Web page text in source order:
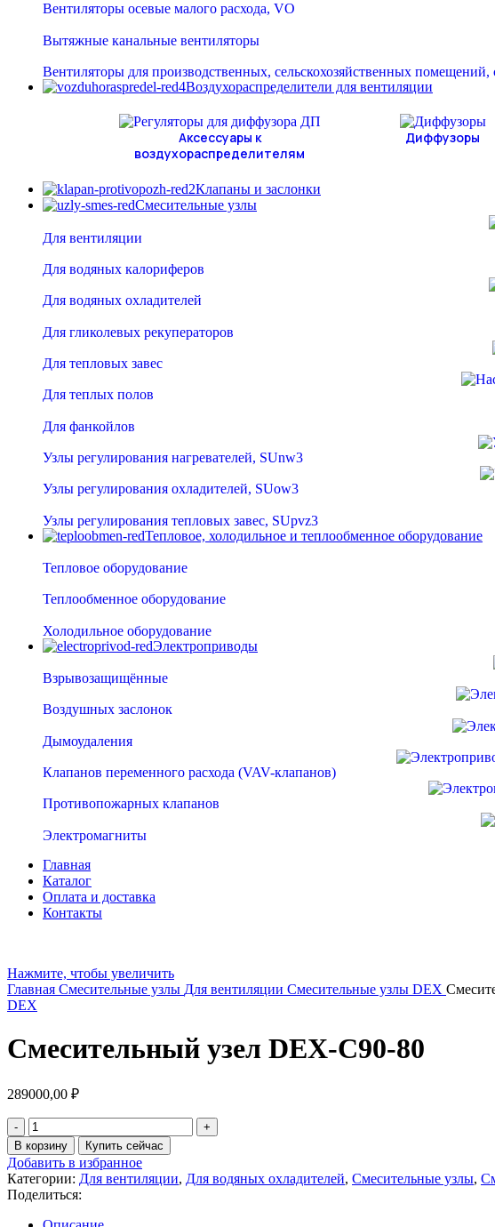
Вентиляторы осевые малого расхода, VO
Вытяжные канальные вентиляторы
Вентиляторы для производственных, сельскохозяйственных
Воздухораспределители для вентиляции
Аксессуары к
воздухораспределителям
Диффузоры
Клапаны и заслонки
Смесительные узлы
Для вентиляции
Для водяных калориферов
Для водяных охладителей
Для гликолевых рекуператоров
Для тепловых завес
Для теплых полов
Для фанкойлов
Узлы регулирования нагревателей, SUnw3
Узлы регулирования охладителей, SUow3
Узлы регулирования тепловых завес, SUpvz3
Тепловое, холодильное и теплообменное оборудование
Тепловое оборудование
Теплообменное оборудование
Холодильное оборудование
Электроприводы
Взрывозащищённые
Воздушных заслонок
Дымоудаления
Клапанов переменного расхода (VAV-клапанов)
Противопожарных клапанов
Электромагниты
Главная
Каталог
Оплата и доставка
Контакты
Нажмите, чтобы увеличить
Главная Смесительные узлы Для вентиляции Смесительные узлы DEX
DEX
Смесительный узел DEX-C90-80
289000,00 ₽
В корзину Купить сейчас
Добавить в избранное
Категории: Для вентиляции, Для водяных охладителей, Смесительные узлы,
Поделиться: